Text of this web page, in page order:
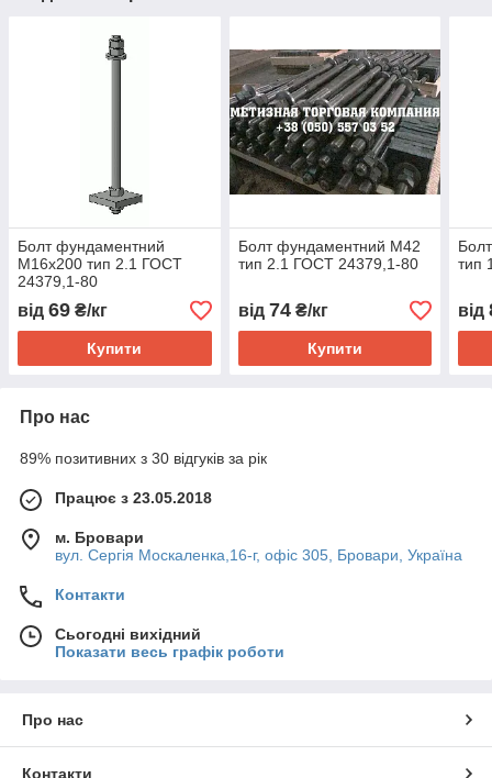
Болт фундаментний
М16х200 тип 2.1 ГОСТ
24379,1-80
від 69 ₴/кг
Купити
Болт фундаментний М42
тип 2.1 ГОСТ 24379,1-80
від 74₴/кг
Купити
тип
від
Про нас
89% позитивних з 30 відгуків за рік
Працює з 23.05.2018
м. Бровари
вул. Сергія Москаленка,16-г, офіс 305, Бровари, Україна
Контакти
Сьогодні вихідний
Показати весь графік роботи
Про нас
Контакти